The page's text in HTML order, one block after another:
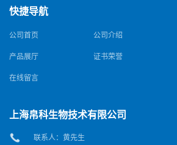
快捷导航
公司首页 公司介绍
产品展厅 证书荣誉
在线留言
上海帛科生物技术有限公司
联系人：黄先生